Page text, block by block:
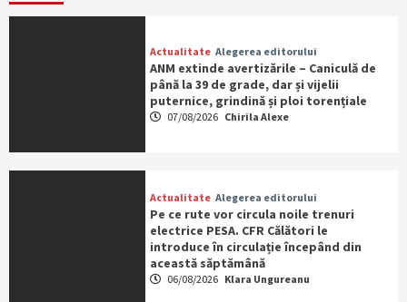
Actualitate Alegerea editorului
ANM extinde avertizările – Caniculă de
până la 39 de grade, dar și vijelii
puternice, grindină și ploi torențiale
07/08/2026 Chirila Alexe
Actualitate Alegerea editorului
Pe ce rute vor circula noile trenuri
electrice PESA. CFR Călători le
introduce în circulație începând din
această săptămână
06/08/2026 Klara Ungureanu